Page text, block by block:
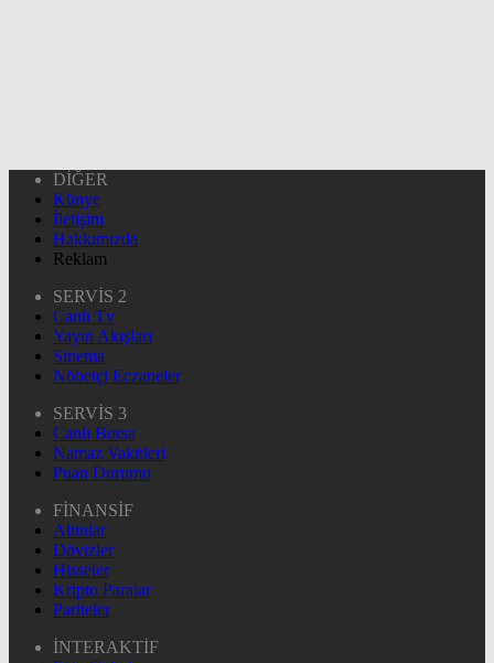
DİĞER
Künye
İletişim
Hakkımızda
Reklam
SERVİS 2
Canlı Tv
Yayın Akışları
Sinema
Nöbetçi Eczaneler
SERVİS 3
Canlı Borsa
Namaz Vakitleri
Puan Durumu
FİNANSİF
Altınlar
Dövizler
Hisseler
Kripto Paralar
Pariteler
İNTERAKTİF